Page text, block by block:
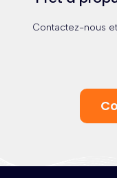
Contactez-nous